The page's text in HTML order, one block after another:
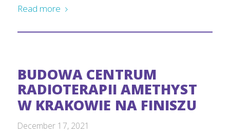
Read more
BUDOWA CENTRUM
RADIOTERAPII AMETHYST
W KRAKOWIE NA FINISZU
December 17, 2021